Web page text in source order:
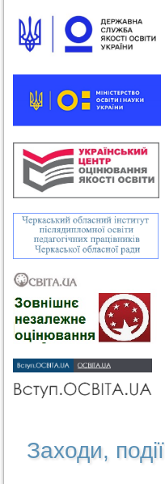
Заходи, події